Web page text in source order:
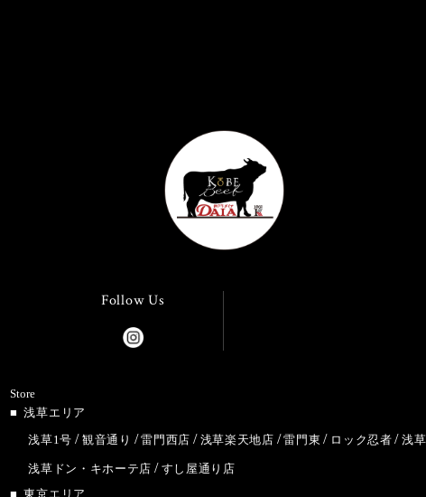
Follow Us
Store
浅草エリア
浅草1号
観音通り 雷門西店 浅草楽天地店 雷門東 ロック忍者 浅
浅草ドン・キホーテ店
すし屋通り店
東京エリア